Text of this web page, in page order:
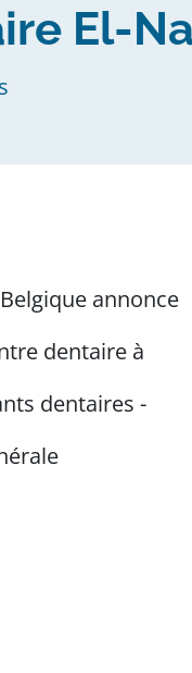
El-
annonce
dentaire à
dentaires -